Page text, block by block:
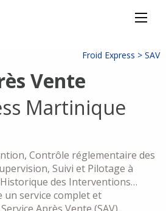
Froid Express > SAV
Vente
Martinique
Contrôle réglementaire des
Suivi et Pilotage à
des Interventions…
un service complet et